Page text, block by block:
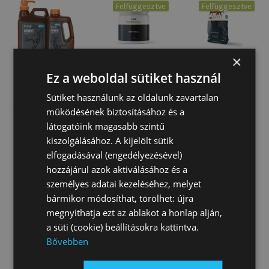
Légzéskönnyítő
15 750 Ft
Felfüggesztve
Táplálékkiegészítő
Imperial 700G
9 290 Ft
Felfüggesztve
Kanca Táp 4-6
×
Ez a weboldal sütiket használ
Sütiket használunk az oldalunk zavartalan
működésének biztosításához és a
látogatóink magasabb szintű
kiszolgálásához. A kijelölt sütik
elfogadásával (engedélyezésével)
hozzájárul azok aktiválásához és a
személyes adatai kezeléséhez, melyet
bármikor módosíthat, törölhet: újra
megnyithatja ezt az ablakot a honlap alján,
a süti (cookie) beállításokra kattintva.
Bővebben